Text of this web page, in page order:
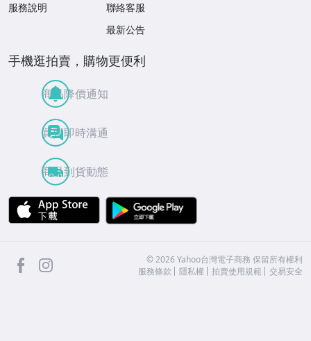
服務說明
聯絡客服
最新公告
手機逛拍賣，購物更便利
商品降價通知
買賣即時溝通
商品到貨動態
APP Store
facebook ©2026 Yahoo台灣電子商務 保留所有權利
服務條款
隱私權 拍賣使用規範 交易安全